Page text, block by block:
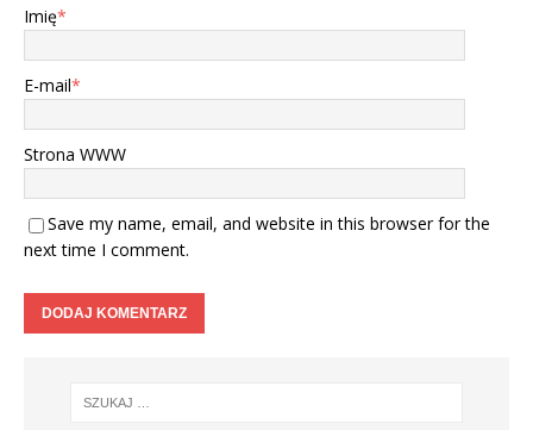
Imię*
E-mail*
Strona WWW
Save my name, email, and website in this browser for the
next time I comment.